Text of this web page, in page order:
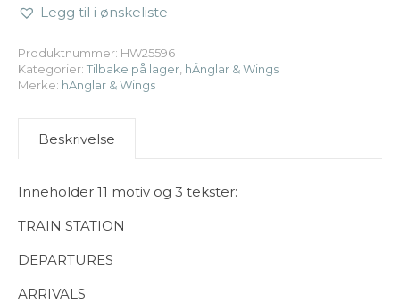
Legg til i ønskeliste
Produktnummer: HW25596
Kategorier: Tilbake på lager hÄnglar & Wings
Merke: hÄnglar & Wings
Beskrivelse
Inneholder 11 motiv og 3 tekster:
TRAIN STATION
DEPARTURES
ARRIVALS